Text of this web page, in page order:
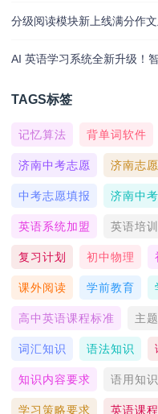
分级阅读模块新上线满分作
AI 英语学习系统全新升级！
TAGS标签
记忆算法 背单词软件
济南中考志愿 济南志
中考志愿填报 济南中
英语系统加盟 英语培
复习计划 初中物理
课外阅读 学前教育
高中英语课程标准 主
词汇知识 语法知识
知识内容要求 语用知
学习策略要求 英语课